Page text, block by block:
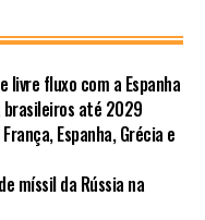
fluxo com a Espanha
brasileiros até 2029
Espanha, Grécia e
míssil da Rússia na